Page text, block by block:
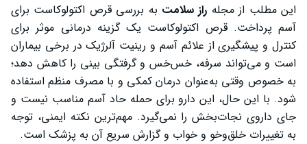
این مطلب از مجله راز سلامت به بررسی قرص اکتولوکاست برای
آسم پرداخت. قرص اکتولوکاست یک گزینه درمانی موثر برای
کنترل و پیشگیری از علائم آسم و رینیت آلرژیک در برخی بیماران
است و می‌تواند سرفه، خس‌خس و گرفتگی بینی را کاهش دهد؛
به خصوص وقتی به‌عنوان درمان کمکی و با مصرف منظم استفاده
شود. با این حال، این دارو برای حمله حاد آسم مناسب نیست و
جای داروی نجات‌بخش را نمی‌گیرد. مهم‌ترین نکته ایمنی، توجه
به تغییرات خلق‌وخو و خواب و گزارش سریع آن به پزشک است.